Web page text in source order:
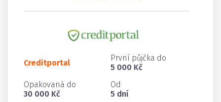
Creditportal
První půjčka do
5 000 Kč
Opakovaná do
30 000 Kč
Od
5 dní